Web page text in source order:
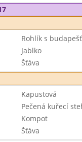
Rohlík s
Jablko
Šťáva
Kapustová
Pečená kuřecí
Kompot
Šťáva